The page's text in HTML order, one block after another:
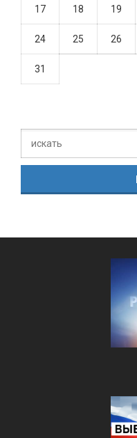
17 18 19
24 25 26
31